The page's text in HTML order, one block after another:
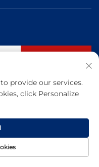
보호정책
provide our services.
click Personalize